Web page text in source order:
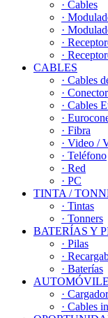
· Cables
·
·
·
·
CABLES
· Cables
·
· Cables
·
· Fibra
· Video /
· Teléfono
· Red
· PC
TINTA /
· Tintas
· Tonners
BATERÍAS Y
· Pilas
·
· Baterías
·
· Cables